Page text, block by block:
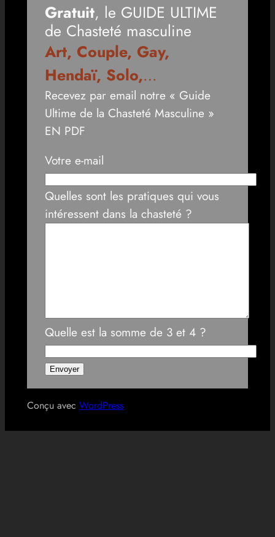
Gratuit, le GUIDE ULTIME
de Chasteté masculine
Art, Couple, Gay,
Hendaï, Solo,…
Recevez par email notre « Guide
Ultime de la Chasteté Masculine »
EN PDF
Votre e-mail
Quelles sont les pratiques qui vous
intéressent dans la chasteté ?
Quelle est la somme de 3 et 4 ?
Conçu avec WordPress